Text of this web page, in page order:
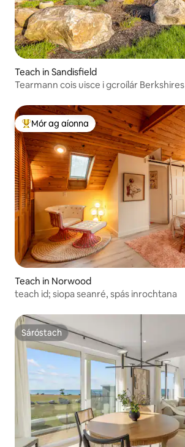
Teach in Sandisfield
Tearmann cois uisce i gcroílár Berkshires
An-mhór ag aíonna
Mór ag aíonna
Teach in Norwood
teach id; siopa seanré, spás inrochtana
Sáróstach
Sáróstach